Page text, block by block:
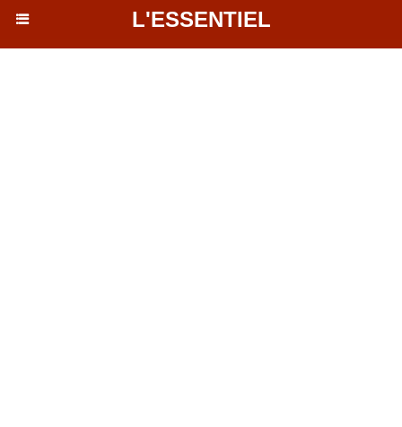
L'ESSENTIEL